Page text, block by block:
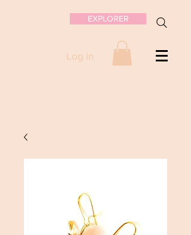
EXPLORER
Log in